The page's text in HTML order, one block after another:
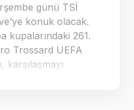
günü TSİ
konuk olacak.
kupalarındaki 261.
Trossard UEFA
karşılaşmayı